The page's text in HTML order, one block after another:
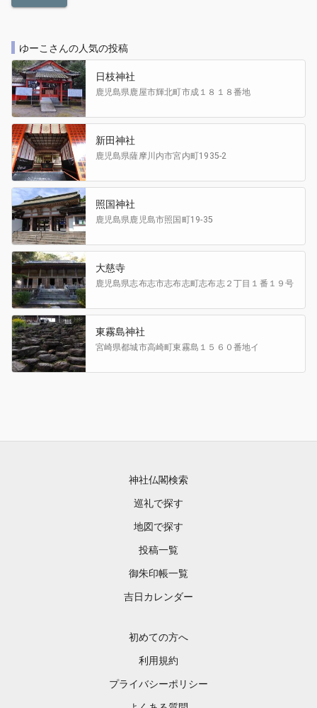
ゆーこさんの人気の投稿
日枝神社
鹿児島県鹿屋市輝北町市成１８１８番地
新田神社
鹿児島県薩摩川内市宮内町1935-2
照国神社
鹿児島県鹿児島市照国町19-35
大慈寺
鹿児島県志布志市志布志町志布志２丁目１番１９号
東霧島神社
宮崎県都城市高崎町東霧島１５６０番地イ
神社仏閣検索
巡礼で探す
地図で探す
投稿一覧
御朱印帳一覧
吉日カレンダー
初めての方へ
利用規約
プライバシーポリシー